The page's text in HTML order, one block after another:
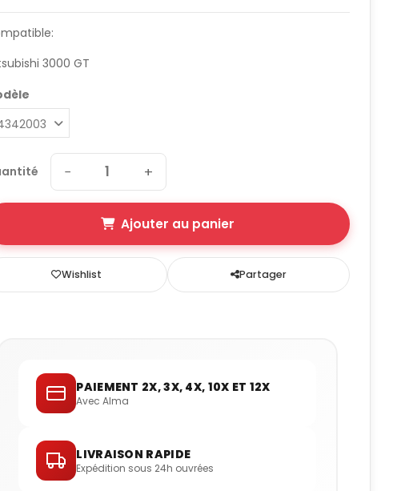
3000 GT
− +
Ajouter au panier
Wishlist Partager
PAIEMENT 2X, 3X, 4X, 10X ET 12X
Avec Alma
LIVRAISON RAPIDE
Expédition sous 24h ouvrées